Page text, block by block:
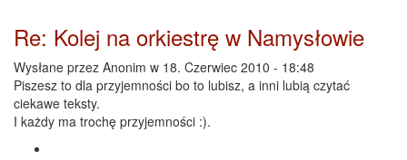
Re: Kolej na orkiestrę w Namysłowie
Wysłane przez Anonim w 18. Czerwiec 2010 - 18:48
Piszesz to dla przyjemności bo to lubisz, a inni lubią czytać
ciekawe teksty.
I każdy ma trochę przyjemności :).